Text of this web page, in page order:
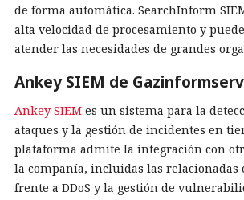
de forma automática. SearchInform
alta velocidad de procesamiento y
atender las necesidades de grandes
Ankey SIEM de
Ankey SIEM es un sistema para la
ataques y la gestión de incidentes en
plataforma admite la integración con
la compañía, incluidas las relacionadas
frente a DDoS y la gestión de